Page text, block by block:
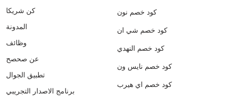
كن شريكا
المدونة
وظائف
عن صحصح
تطبيق الجوال
برنامج الاصدار التجريبي
كود خصم نون
كود خصم شي ان
كود خصم النهدي
كود خصم نايس ون
كود خصم اي هيرب